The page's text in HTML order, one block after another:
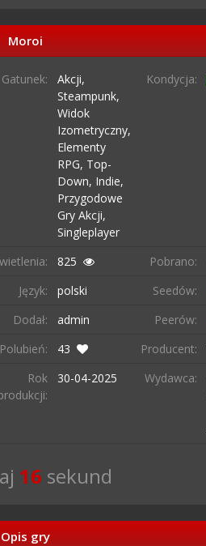
Moroi
Gatunek:
Akcji,
Steampunk,
Widok
Izometryczny,
Elementy
RPG, Top-
Down, Indie,
Przygodowe
Gry Akcji,
Singleplayer
Kondycja:
825 Pobrano:
Język:
polski Seedów:
Dodał:
admin Peerów:
Polubień:
43 Producent:
Rok
30-04-2025 Wydawca:
15 sekund
Opis gry